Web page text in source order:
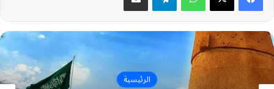
الرئيسية